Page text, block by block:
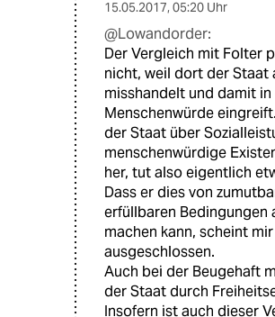
15.05.2017, 05:20 Uhr
@Lowandorder:
Der Vergleich mit Folter
nicht, weil dort der Staat
misshandelt und damit in
Menschenwürde
der Staat über
menschenwürdige
her, tut also eigentlich
Dass er dies von
erfüllbaren Bedingungen
machen kann, scheint
ausgeschlossen.
Auch bei der Beugehaft
der Staat durch
Insofern ist auch dieser